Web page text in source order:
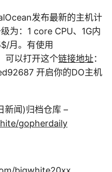
发布最新的主机计
为：1 core CPU、1G内
$/月。有使用
可以打开这个链接地址：
开启你的DO主机
新闻)归档仓库 –
gopherdaily